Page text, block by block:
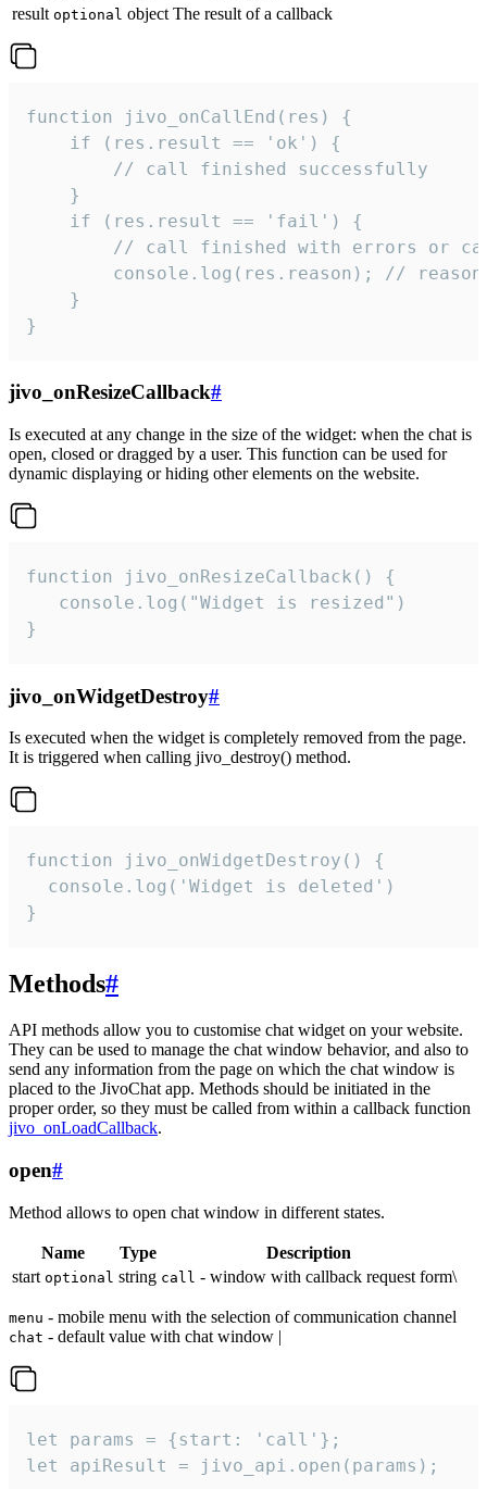
result optional object The result of a callback
function jivo_onCallEnd(res) {
    if (res.result == 'ok') {
        // call finished successfully
    }
    if (res.result == 'fail') {
// call finished with errors or
console.log(res.reason); //
    }
}
jivo_onResizeCallback#
Is executed at any change in the size of the widget: when the chat is
open, closed or dragged by a user. This function can be used for
dynamic displaying or hiding other elements on the website.
function jivo_onResizeCallback() {
   console.log("Widget is resized")
}
jivo_onWidgetDestroy#
Is executed when the widget is completely removed from the page.
It is triggered when calling jivo_destroy() method.
function jivo_onWidgetDestroy() {
  console.log('Widget is deleted')
}
Methods#
API methods allow you to customise chat widget on your website.
They can be used to manage the chat window behavior, and also to
send any information from the page on which the chat window is
placed to the JivoChat app. Methods should be initiated in the
proper order, so they must be called from within a callback function
jivo_onLoadCallback.
open#
Method allows to open chat window in different states.
Name Type
Description
start optional string call - window with callback request form\
menu - mobile menu with the selection of communication channel
chat - default value with chat window |
let params = {start: 'call'};
let apiResult = jivo_api.open(params);